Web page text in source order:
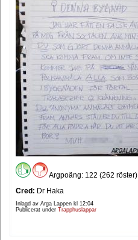
Argpoäng: 122 (262 röster)
Cred: Dr Haka
Inlagd av Arga Lappen kl 12:04
Publicerat under Trapphuslappar